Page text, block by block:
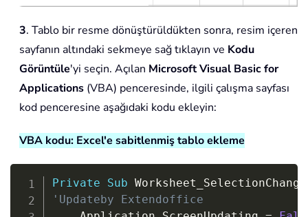
3. Tablo bir resme dönüştürüldükten sonra, resim içeren
sayfanın altındaki sekmeye sağ tıklayın ve Kodu
Görüntüle'yi seçin. Açılan Microsoft Visual Basic for
Applications (VBA) penceresinde, ilgili çalışma sayfası
kod penceresine aşağıdaki kodu ekleyin:
VBA kodu: Excel'e sabitlenmiş tablo ekleme
Private Sub Worksheet_SelectionChange
'Updateby Extendoffice
Copy